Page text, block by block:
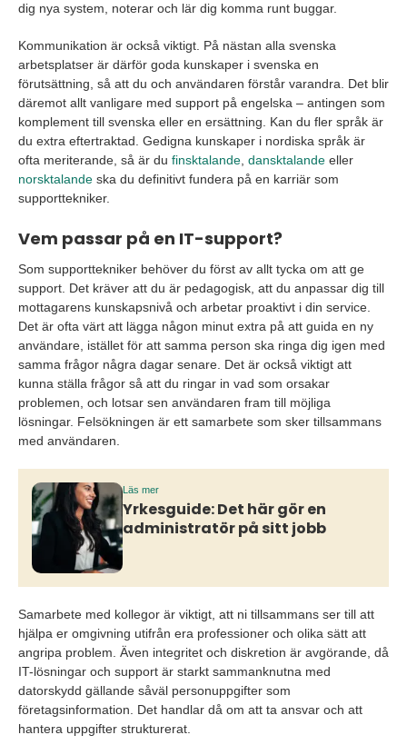
dig nya system, noterar och lär dig komma runt buggar.
Kommunikation är också viktigt. På nästan alla svenska
arbetsplatser är därför goda kunskaper i svenska en
förutsättning, så att du och användaren förstår varandra. Det blir
däremot allt vanligare med support på engelska – antingen som
komplement till svenska eller en ersättning. Kan du fler språk är
du extra eftertraktad. Gedigna kunskaper i nordiska språk är
ofta meriterande, så är du finsktalande, dansktalande eller
norsktalande ska du definitivt fundera på en karriär som
supporttekniker.
Vem passar på en IT-support?
Som supporttekniker behöver du först av allt tycka om att ge
support. Det kräver att du är pedagogisk, att du anpassar dig till
mottagarens kunskapsnivå och arbetar proaktivt i din service.
Det är ofta värt att lägga någon minut extra på att guida en ny
användare, istället för att samma person ska ringa dig igen med
samma frågor några dagar senare. Det är också viktigt att
kunna ställa frågor så att du ringar in vad som orsakar
problemen, och lotsar sen användaren fram till möjliga
lösningar. Felsökningen är ett samarbete som sker tillsammans
med användaren.
Läs mer
Yrkesguide: Det här gör en
administratör på sitt jobb
Samarbete med kollegor är viktigt, att ni tillsammans ser till att
hjälpa er omgivning utifrån era professioner och olika sätt att
angripa problem. Även integritet och diskretion är avgörande, då
IT-lösningar och support är starkt sammanknutna med
datorskydd gällande såväl personuppgifter som
företagsinformation. Det handlar då om att ta ansvar och att
hantera uppgifter strukturerat.